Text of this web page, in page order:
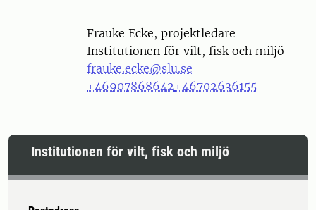
PersonFrauke Ecke, projektledare
Institutionen för vilt, fisk och miljö
frauke.ecke@slu.se
+46907868642+46702636155
Institutionen för vilt, fisk och miljö